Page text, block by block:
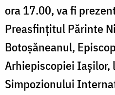
ora 17.00, va fi
Preasfințitul Părinte
Botoșăneanul,
Arhiepiscopiei Iașilor,
Simpozionului